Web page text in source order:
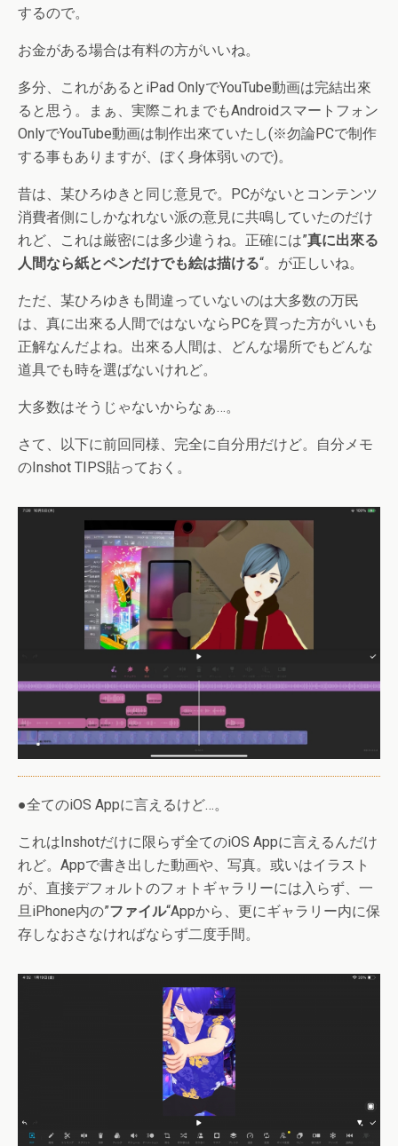
するので。
お金がある場合は有料の方がいいね。
多分、これがあるとiPad OnlyでYouTube動画は完結出來
ると思う。まぁ、実際これまでもAndroidスマートフォン
OnlyでYouTube動画は制作出來ていたし(※勿論PCで制作
する事もありますが、ぼく身体弱いので)。
昔は、某ひろゆきと同じ意見で。PCがないとコンテンツ
消費者側にしかなれない派の意見に共鳴していたのだけ
れど、これは厳密には多少違うね。正確には”真に出來る
人間なら紙とペンだけでも絵は描ける“。が正しいね。
ただ、某ひろゆきも間違っていないのは大多数の万民
は、真に出來る人間ではないならPCを買った方がいいも
正解なんだよね。出來る人間は、どんな場所でもどんな
道具でも時を選ばないけれど。
大多数はそうじゃないからなぁ…。
さて、以下に前回同様、完全に自分用だけど。自分メモ
のInshot TIPS貼っておく。
●全てのiOS Appに言えるけど…。
これはInshotだけに限らず全てのiOS Appに言えるんだけ
れど。Appで書き出した動画や、写真。或いはイラスト
が、直接デフォルトのフォトギャラリーには入らず、一
旦iPhone内の”ファイル“Appから、更にギャラリー内に保
存しなおさなければならず二度手間。